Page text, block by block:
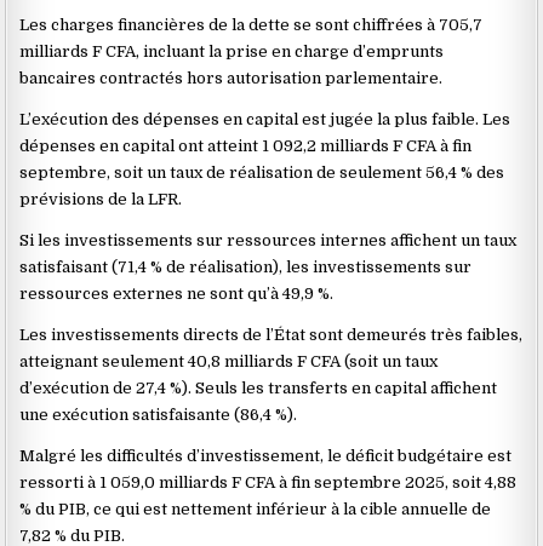
Les charges financières de la dette se sont chiffrées à 705,7
milliards F CFA, incluant la prise en charge d’emprunts
bancaires contractés hors autorisation parlementaire.
L’exécution des dépenses en capital est jugée la plus faible. Les
dépenses en capital ont atteint 1 092,2 milliards F CFA à fin
septembre, soit un taux de réalisation de seulement 56,4 % des
prévisions de la LFR.
Si les investissements sur ressources internes affichent un taux
satisfaisant (71,4 % de réalisation), les investissements sur
ressources externes ne sont qu’à 49,9 %.
Les investissements directs de l’État sont demeurés très faibles,
atteignant seulement 40,8 milliards F CFA (soit un taux
d’exécution de 27,4 %). Seuls les transferts en capital affichent
une exécution satisfaisante (86,4 %).
Malgré les difficultés d’investissement, le déficit budgétaire est
ressorti à 1 059,0 milliards F CFA à fin septembre 2025, soit 4,88
% du PIB, ce qui est nettement inférieur à la cible annuelle de
7,82 % du PIB.